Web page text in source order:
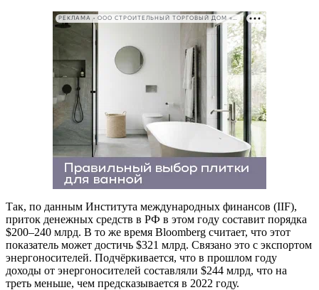
РЕКЛАМА • ООО СТРОИТЕЛЬНЫЙ ТОРГОВЫЙ ДОМ «ПЕТРОВИЧ». ИНН: 7802348846
Так, по данным Института международных финансов (IIF),
приток денежных средств в РФ в этом году составит порядка
$200–240 млрд. В то же время Bloomberg считает, что этот
показатель может достичь $321 млрд. Связано это с экспортом
энергоносителей. Подчёркивается, что в прошлом году
доходы от энергоносителей составляли $244 млрд, что на
треть меньше, чем предсказывается в 2022 году.